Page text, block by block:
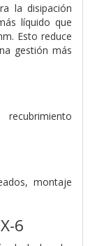
la disipación
líquido que
Esto reduce
gestión más
montaje
6